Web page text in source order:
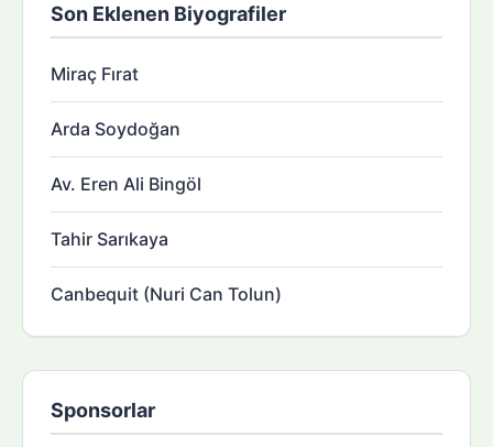
Son Eklenen Biyografiler
Miraç Fırat
Arda Soydoğan
Av. Eren Ali Bingöl
Tahir Sarıkaya
Canbequit (Nuri Can Tolun)
Sponsorlar